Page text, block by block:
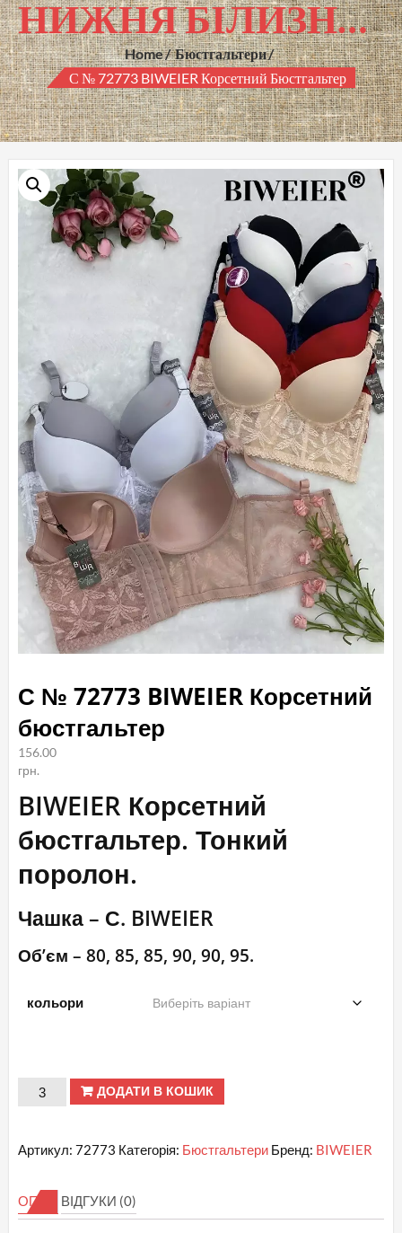
НИЖНЯ БІЛИЗНА ГУРТОМ
Home
Бюстгальтери
С № 72773 BIWEIER Корсетний Бюстгальтер
С № 72773 BIWEIER Корсетний
бюстгальтер
156.00
грн.
BIWEIER Корсетний
бюстгальтер. Тонкий
поролон.
Чашка – С. BIWEIER
Об’єм – 80, 85, 85, 90, 90, 95.
кольори
BIWEIER
бюстгальтер
ДОДАТИ В КОШИК
Артикул: 72773 Категорія: Бюстгальтери Бренд: BIWEIER
ОПИС ВІДГУКИ (0)